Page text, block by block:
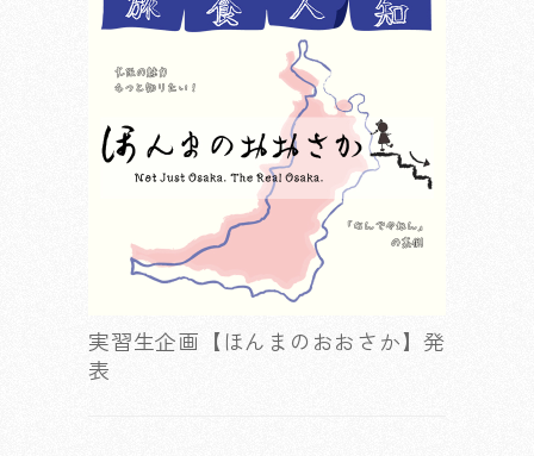
実習生企画【ほんまのおおさか】発
表